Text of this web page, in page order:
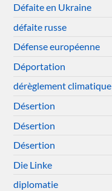
Défaite en Ukraine
défaite russe
Défense européenne
Déportation
dérèglement climatique
Désertion
Désertion
Désertion
Die Linke
diplomatie